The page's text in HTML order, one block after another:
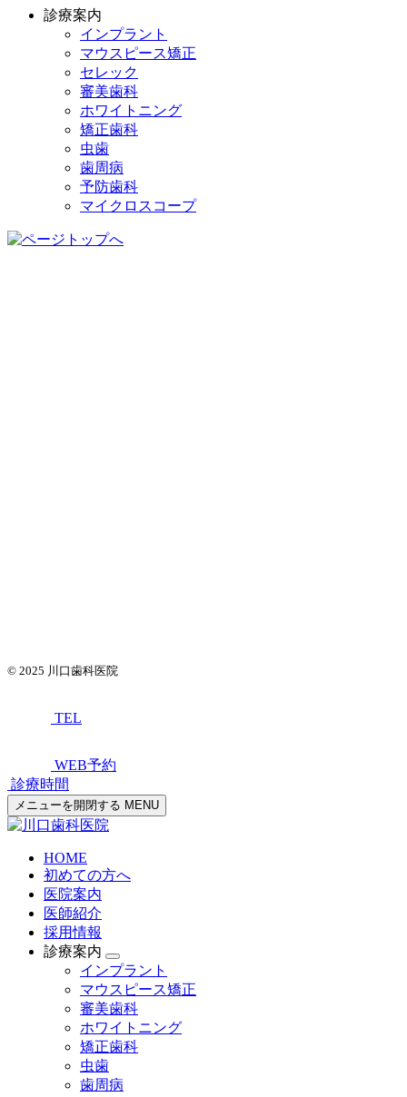
診療案内
インプラント
マウスピース矯正
セレック
審美歯科
ホワイトニング
矯正歯科
虫歯
歯周病
予防歯科
マイクロスコープ
© 2025 川口歯科医院
TEL
WEB予約
診療時間
メニューを開閉する MENU
HOME
初めての方へ
医院案内
医師紹介
採用情報
診療案内
インプラント
マウスピース矯正
審美歯科
ホワイトニング
矯正歯科
虫歯
歯周病